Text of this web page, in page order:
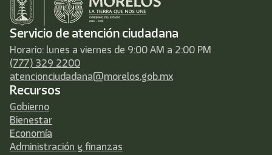
Servicio de atención ciudadana
Horario: lunes a viernes de 9:00 AM a 2:00 PM
(777) 329 2200
atencionciudadana@morelos.gob.mx
Recursos
Gobierno
Bienestar
Economía
Administración y finanzas